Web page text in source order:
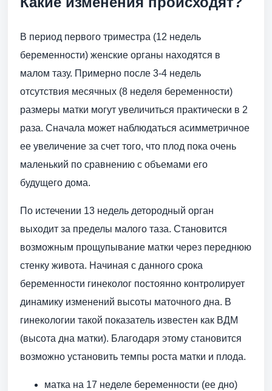
В период первого триместра (12 недель
беременности) женские органы находятся в
малом тазу. Примерно после 3-4 недель
отсутствия месячных (8 неделя беременности)
размеры матки могут увеличиться практически в 2
раза. Сначала может наблюдаться асимметричное
ее увеличение за счет того, что плод пока очень
маленький по сравнению с объемами его
будущего дома.
По истечении 13 недель детородный орган
выходит за пределы малого таза. Становится
возможным прощупывание матки через переднюю
стенку живота. Начиная с данного срока
беременности гинеколог постоянно контролирует
динамику изменений высоты маточного дна. В
гинекологии такой показатель известен как ВДМ
(высота дна матки). Благодаря этому становится
возможно установить темпы роста матки и плода.
матка на 17 неделе беременности (ее дно)